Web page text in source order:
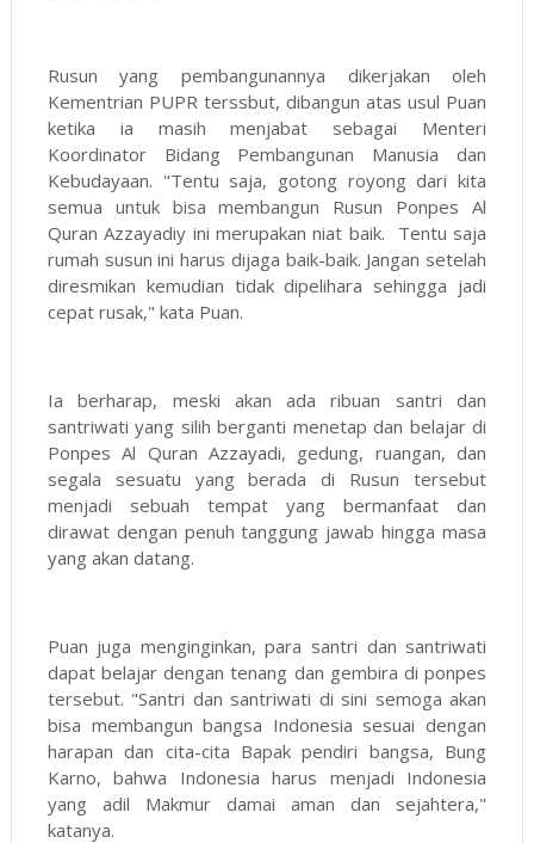
Rusun yang pembangunannya dikerjakan oleh
Kementrian PUPR terssbut, dibangun atas usul Puan
ketika ia masih menjabat sebagai Menteri
Koordinator Bidang Pembangunan Manusia dan
Kebudayaan. "Tentu saja, gotong royong dari kita
semua untuk bisa membangun Rusun Ponpes Al
Quran Azzayadiy ini merupakan niat baik. Tentu saja
rumah susun ini harus dijaga baik-baik. Jangan setelah
diresmikan kemudian tidak dipelihara sehingga jadi
cepat rusak," kata Puan.
Ia berharap, meski akan ada ribuan santri dan
santriwati yang silih berganti menetap dan belajar di
Ponpes Al Quran Azzayadi, gedung, ruangan, dan
segala sesuatu yang berada di Rusun tersebut
menjadi sebuah tempat yang bermanfaat dan
dirawat dengan penuh tanggung jawab hingga masa
yang akan datang.
Puan juga menginginkan, para santri dan santriwati
dapat belajar dengan tenang dan gembira di ponpes
tersebut. "Santri dan santriwati di sini semoga akan
bisa membangun bangsa Indonesia sesuai dengan
harapan dan cita-cita Bapak pendiri bangsa, Bung
Karno, bahwa Indonesia harus menjadi Indonesia
yang adil Makmur damai aman dan sejahtera,"
katanya.